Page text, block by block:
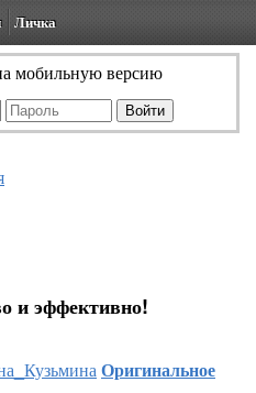
Личка
мобильную версию
и эффективно!
Оригинальное